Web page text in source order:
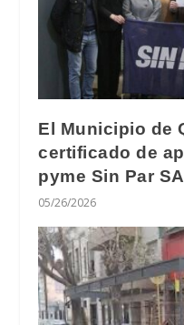
El Municipio de
certificado de
pyme Sin Par SA
05/26/2026